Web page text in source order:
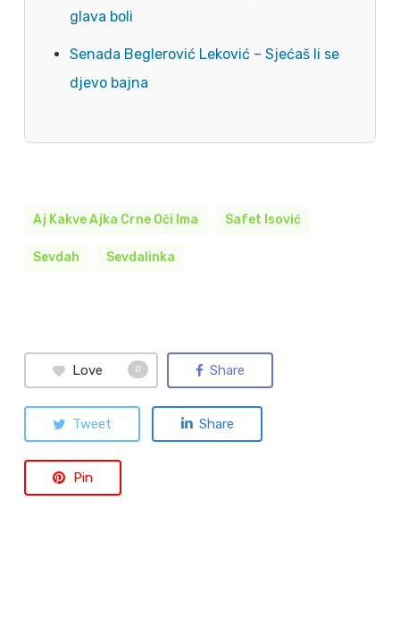
glava boli
Senada Beglerović Leković – Sjećaš li se
djevo bajna
Aj Kakve Ajka Crne Oči Ima Safet Isović
Sevdah Sevdalinka
Love 0 Share
Tweet Share
Pin